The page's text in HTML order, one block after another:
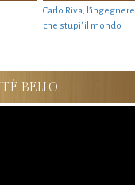
Carlo Riva, l’ingegnere
che stupi' il mondo
BELLO